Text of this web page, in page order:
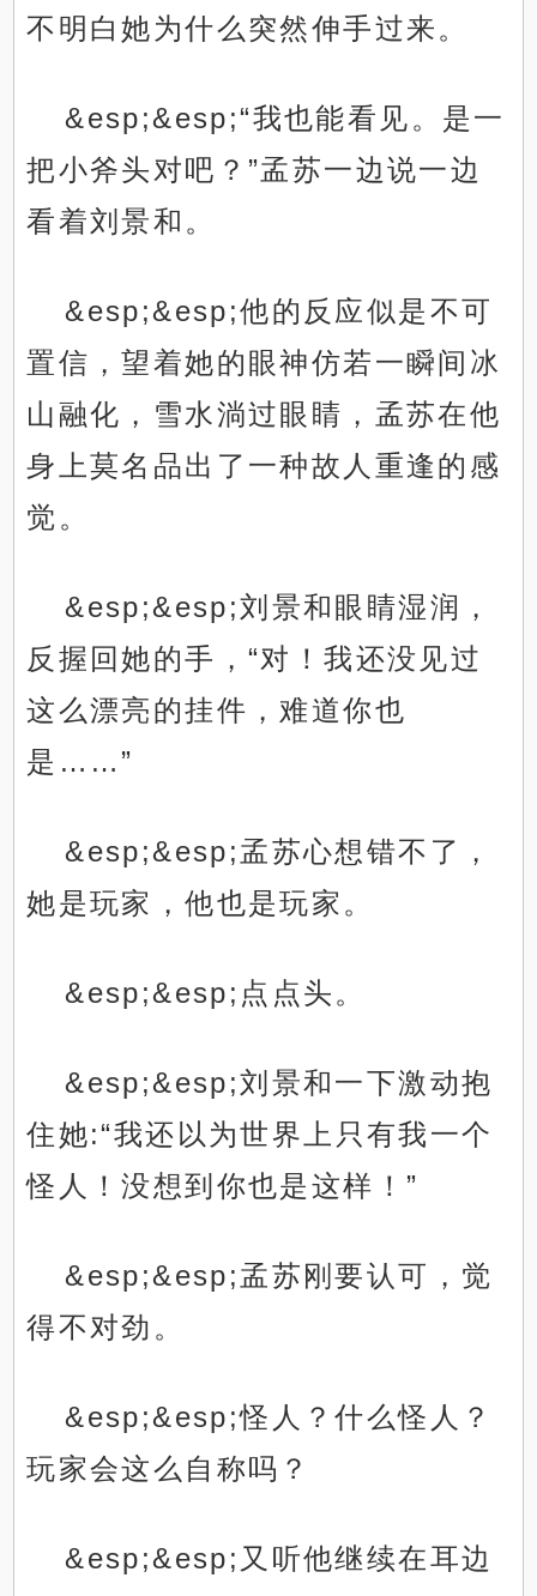
不明白她为什么突然伸手过来。
&esp;&esp;“我也能看见。是一
把小斧头对吧？”孟苏一边说一边
看着刘景和。
&esp;&esp;他的反应似是不可
置信，望着她的眼神仿若一瞬间冰
山融化，雪水淌过眼睛，孟苏在他
身上莫名品出了一种故人重逢的感
觉。
&esp;&esp;刘景和眼睛湿润，
反握回她的手，“对！我还没见过
这么漂亮的挂件，难道你也
是……”
&esp;&esp;孟苏心想错不了，
她是玩家，他也是玩家。
&esp;&esp;点点头。
&esp;&esp;刘景和一下激动抱
住她:“我还以为世界上只有我一个
怪人！没想到你也是这样！”
&esp;&esp;孟苏刚要认可，觉
得不对劲。
&esp;&esp;怪人？什么怪人？
玩家会这么自称吗？
&esp;&esp;又听他继续在耳边